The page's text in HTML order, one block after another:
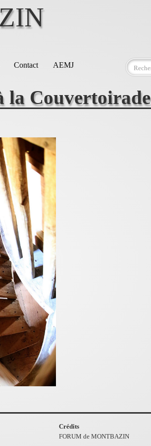
Contact AEMJ
Couvertoirade
Crédits
FORUM de MONTBAZIN